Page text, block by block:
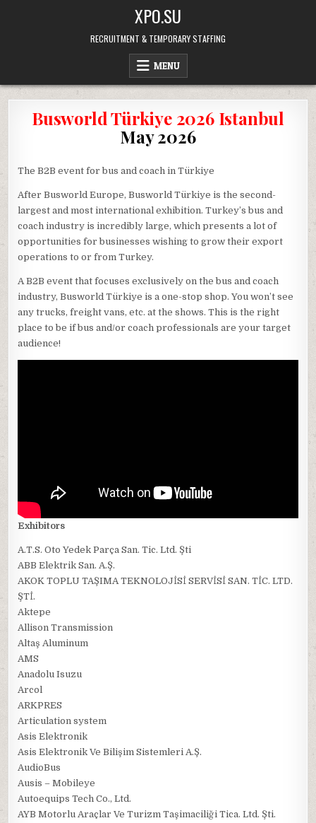
XPO.SU
RECRUITMENT & TEMPORARY STAFFING
MENU
Busworld Türkiye 2026 Istanbul
May 2026
The B2B event for bus and coach in Türkiye
After Busworld Europe, Busworld Türkiye is the second-
largest and most international exhibition. Turkey’s bus and
coach industry is incredibly large, which presents a lot of
opportunities for businesses wishing to grow their export
operations to or from Turkey.
A B2B event that focuses exclusively on the bus and coach
industry, Busworld Türkiye is a one-stop shop. You won’t see
any trucks, freight vans, etc. at the shows. This is the right
place to be if bus and/or coach professionals are your target
audience!
Exhibitors
A.T.S. Oto Yedek Parça San. Tic. Ltd. Şti
ABB Elektrik San. A.Ş.
AKOK TOPLU TAŞIMA TEKNOLOJİSİ SERVİSİ SAN. TİC. LTD.
ŞTİ.
Aktepe
Allison Transmission
Altaş Aluminum
AMS
Anadolu Isuzu
Arcol
ARKPRES
Articulation system
Asis Elektronik
Asis Elektronik Ve Bilişim Sistemleri A.Ş.
AudioBus
Ausis – Mobileye
Autoequips Tech Co., Ltd.
AYB Motorlu Araçlar Ve Turizm Taşimaciliği Tica. Ltd. Şti.